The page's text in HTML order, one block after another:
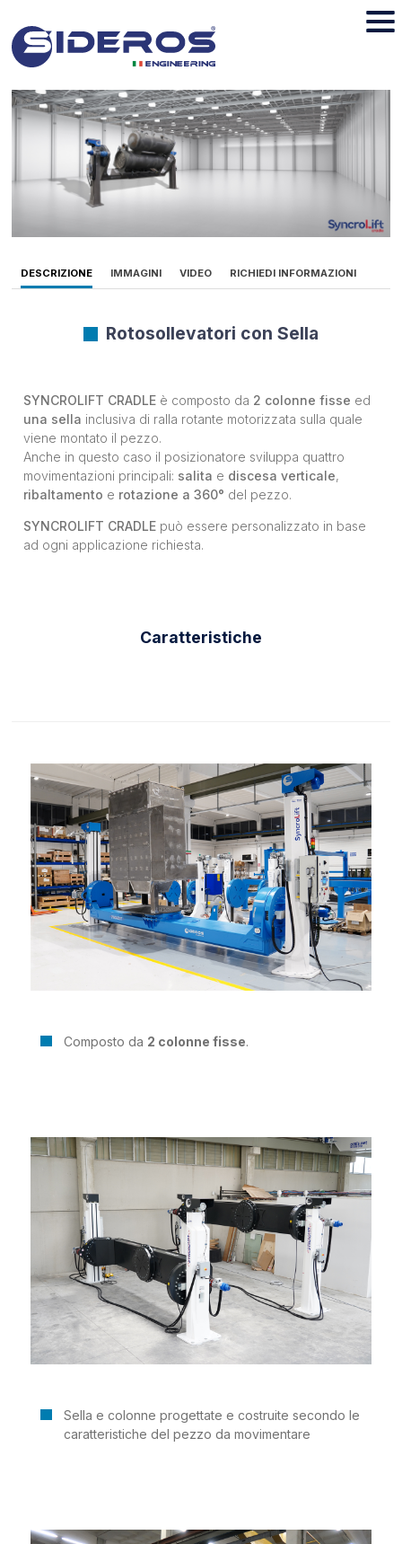
DESCRIZIONE IMMAGINI VIDEO RICHIEDI INFORMAZIONI
Rotosollevatori con Sella
SYNCROLIFT CRADLE è composto da 2 colonne fisse ed
una sella inclusiva di ralla rotante motorizzata sulla quale
viene montato il pezzo.
Anche in questo caso il posizionatore sviluppa quattro
movimentazioni principali: salita e discesa verticale,
ribaltamento e rotazione a 360° del pezzo.
SYNCROLIFT CRADLE può essere personalizzato in base
ad ogni applicazione richiesta.
Caratteristiche
Composto da 2 colonne fisse.
Sella e colonne progettate e costruite secondo le
caratteristiche del pezzo da movimentare